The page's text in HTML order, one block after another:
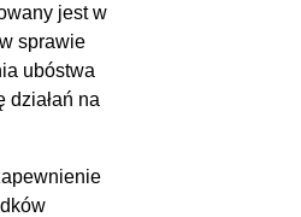
jest w
sprawie
ubóstwa
na